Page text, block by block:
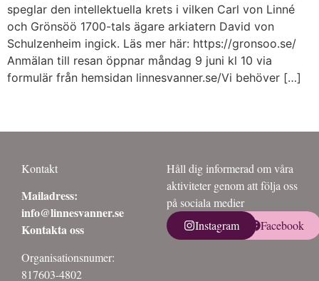
speglar den intellektuella krets i vilken Carl von Linné
och Grönsöö 1700-tals ägare arkiatern David von
Schulzenheim ingick. Läs mer här: https://gronsoo.se/
Anmälan till resan öppnar måndag 9 juni kl 10 via
formulär från hemsidan linnesvanner.se/Vi behöver […]
Kontakt
Mailadress:
info@linnesvanner.se
Kontakta oss
Organisationsnumer:
817603-4802
Håll dig informerad om våra
aktiviteter genom att följa oss
på sociala medier
Facebook
Instagram